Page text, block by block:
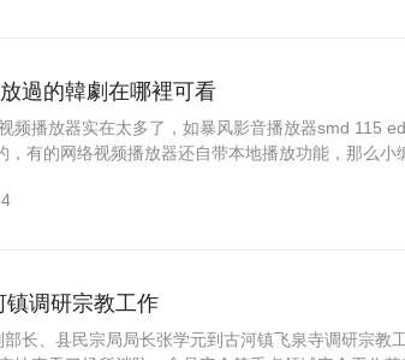
過的韓劇在哪裡可看
频播放器实在太多了，如暴风影音播放器smd 115
，有的网络视频播放器还自带本地播放功能，那么
调研宗教工作
长、县民宗局局长张学元到古河镇飞泉寺调研宗教